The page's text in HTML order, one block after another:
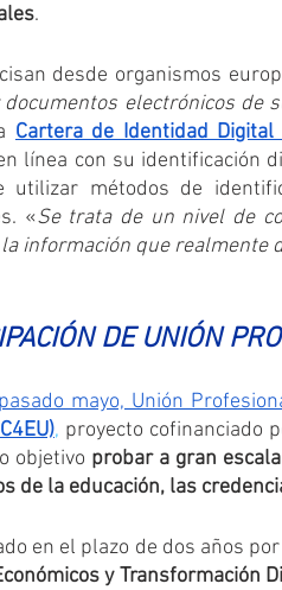
.
desde organismos
electrónicos de
Cartera de Identidad Digital
línea con su identificación
utilizar métodos de
«Se trata de un nivel de
información que realmente
DE UNIÓN
mayo, Unión
, proyecto cofinanciado
objetivo probar a gran
de la educación, las
en el plazo de dos años
y Transformación